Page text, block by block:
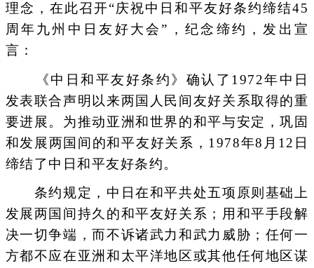
理念，在此召开“庆祝中日和平友好条约缔结45
周年九州中日友好大会”，纪念缔约，发出宣
言：
《中日和平友好条约》确认了1972年中日
发表联合声明以来两国人民间友好关系取得的重
要进展。为推动亚洲和世界的和平与安定，巩固
和发展两国间的和平友好关系，1978年8月12日
缔结了中日和平友好条约。
条约规定，中日在和平共处五项原则基础上
发展两国间持久的和平友好关系；用和平手段解
决一切争端，而不诉诸武力和武力威胁；任何一
方都不应在亚洲和太平洋地区或其他任何地区谋